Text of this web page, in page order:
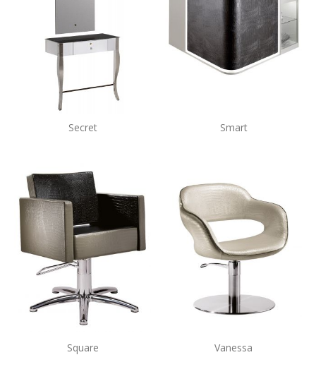
Secret Smart
Square Vanessa